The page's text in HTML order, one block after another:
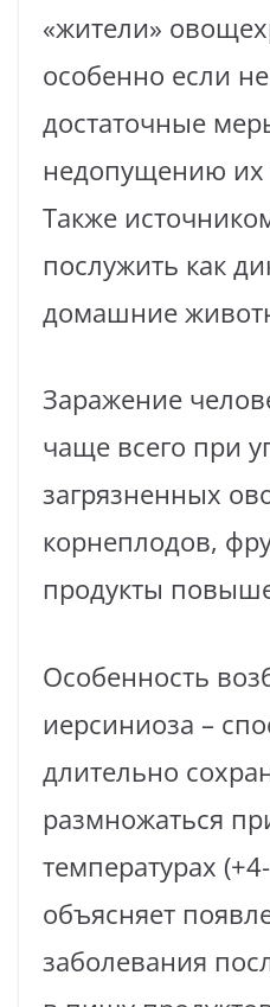
«жители»
особенно если
достаточные
недопущению их
Также
послужить как
домашние
Заражение
чаще всего при
загрязненных
корнеплодов,
продукты
Особенность
иерсиниоза –
длительно
размножаться
температурах
объясняет
заболевания